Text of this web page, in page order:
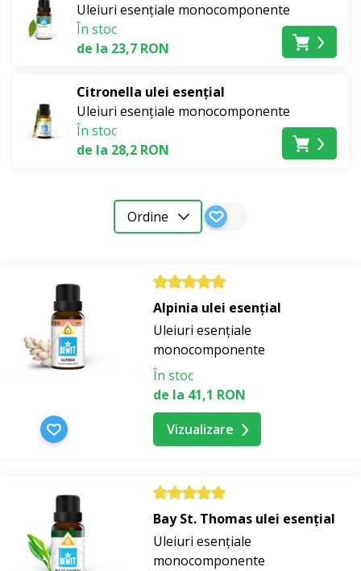
Uleiuri esențiale monocomponente
În stoc
de la 23,7 RON
Citronella ulei esențial
Uleiuri esențiale monocomponente
În stoc
de la 28,2 RON
Ordine
Alpinia ulei esențial
Uleiuri esențiale
monocomponente
În stoc
de la 41,1 RON
Vizualizare
Bay St. Thomas ulei esențial
Uleiuri esențiale
monocomponente